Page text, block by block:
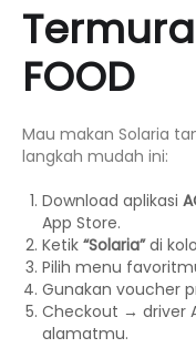
FOOD
Mau makan Solaria
langkah mudah ini:
Download aplikasi
App Store.
Ketik “Solaria”di
Pilih menu
Gunakan voucher
Checkout → driver
alamatmu.